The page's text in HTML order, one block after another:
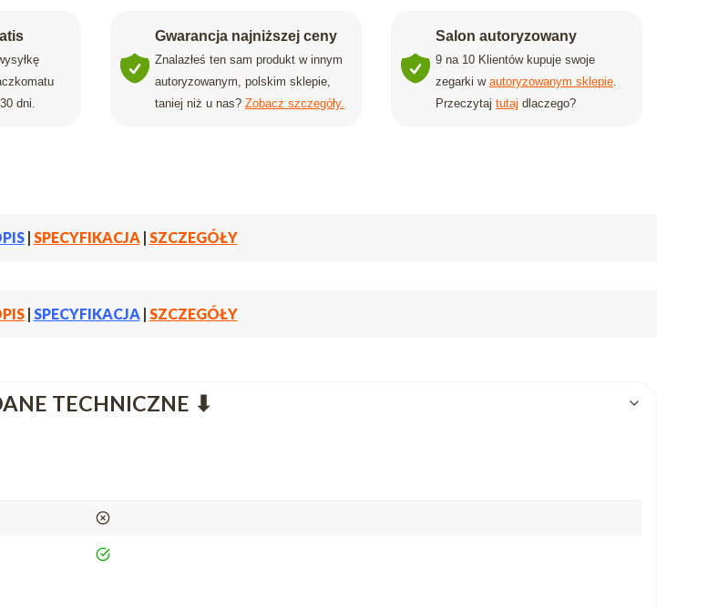
dni.
Gwarancja najniższej ceny
Znalazłeś ten sam produkt w innym
autoryzowanym, polskim sklepie,
taniej niż u nas? Zobacz szczegóły.
Salon autoryzowany
9 na 10 Klientów kupuje swoje
zegarki w autoryzowanym sklepie.
Przeczytaj tutaj dlaczego?
| SPECYFIKACJA| SZCZEGÓŁY
| SPECYFIKACJA| SZCZEGÓŁY
TECHNICZNE ⬇
nie
tak